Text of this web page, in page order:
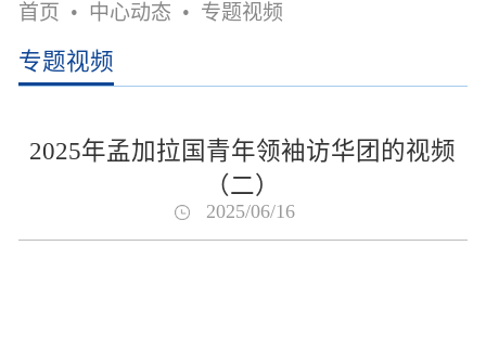
首页 • 中心动态 • 专题视频
专题视频
2025年孟加拉国青年领袖访华团的视频
（二）
2025/06/16